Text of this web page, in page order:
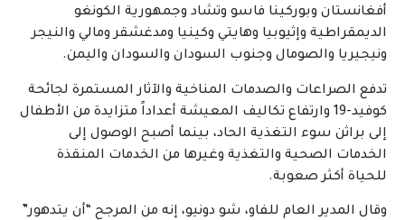
أفغانستان وبوركينا فاسو وتشاد وجمهورية الكونغو
الديمقراطية وإثيوبيا وهايتي وكينيا ومدغشقر ومالي والنيجر
ونيجيريا والصومال وجنوب السودان والسودان واليمن.
تدفع الصراعات والصدمات المناخية والآثار المستمرة لجائحة
كوفيد-19 وارتفاع تكاليف المعيشة أعداداً متزايدة من الأطفال
إلى براثن سوء التغذية الحاد، بينما أصبح الوصول إلى
الخدمات الصحية والتغذية وغيرها من الخدمات المنقذة
للحياة أكثر صعوبة.
وقال المدير العام للفاو، شو دونيو، إنه من المرجح “أن يتدهور”